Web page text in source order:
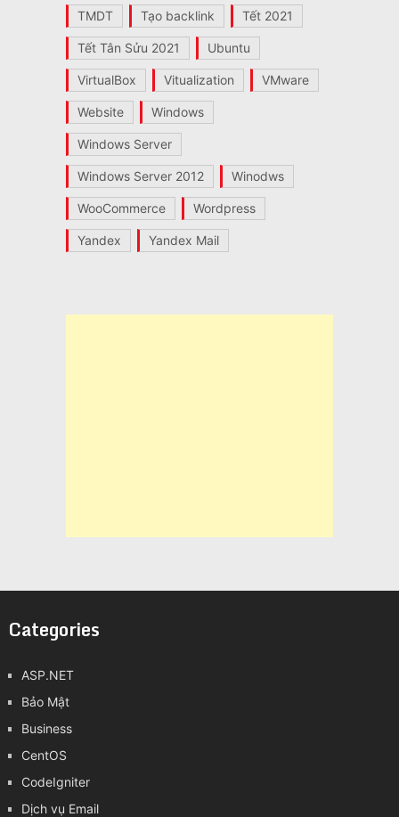
TMDT Tạo backlink Tết 2021
Tết Tân Sửu 2021 Ubuntu
VirtualBox Vitualization VMware
Website Windows
Windows Server
Windows Server 2012 Winodws
WooCommerce Wordpress
Yandex Yandex Mail
Categories
ASP.NET
Bảo Mật
Business
CentOS
CodeIgniter
Dịch vụ Email